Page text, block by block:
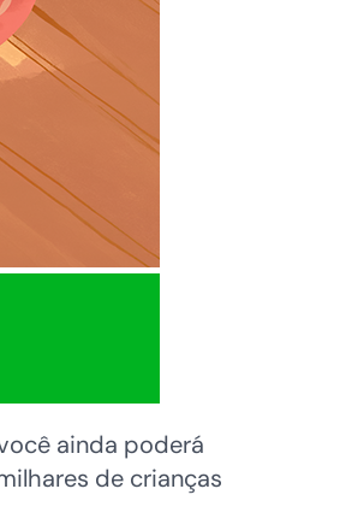
ainda poderá
de crianças